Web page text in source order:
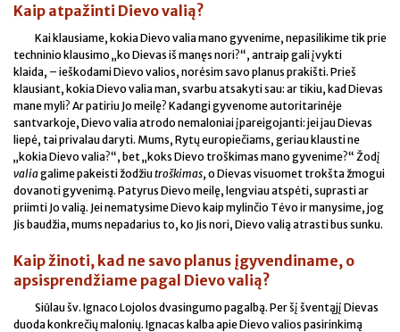
Kaip atpažinti Dievo valią?
Kai klausiame, kokia Dievo valia mano gyvenime, nepasilikime tik prie
techninio klausimo „ko Dievas iš manęs nori?“, antraip gali įvykti
klaida, – ieškodami Dievo valios, norėsim savo planus prakišti. Prieš
klausiant, kokia Dievo valia man, svarbu atsakyti sau: ar tikiu, kad Dievas
mane myli? Ar patiriu Jo meilę? Kadangi gyvenome autoritarinėje
santvarkoje, Dievo valia atrodo nemaloniai įpareigojanti: jei jau Dievas
liepė, tai privalau daryti. Mums, Rytų europiečiams, geriau klausti ne
„kokia Dievo valia?“, bet „koks Dievo troškimas mano gyvenime?“ Žodį
valiagalime pakeisti žodžiutroškimas, o Dievas visuomet trokšta žmogui
dovanoti gyvenimą. Patyrus Dievo meilę, lengviau atspėti, suprasti ar
priimti Jo valią. Jei nematysime Dievo kaip mylinčio Tėvo ir manysime, jog
Jis baudžia, mums nepadarius to, ko Jis nori, Dievo valią atrasti bus sunku.
Kaip žinoti, kad ne savo planus įgyvendiname, o
apsisprendžiame pagal Dievo valią?
Siūlau šv. Ignaco Lojolos dvasingumo pagalbą. Per šį šventąjį Dievas
duoda konkrečių malonių. Ignacas kalba apie Dievo valios pasirinkimą